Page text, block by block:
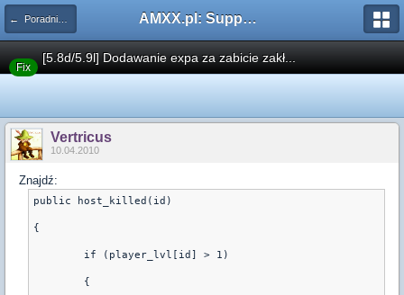
← Poradniki oraz Łatki AMXX.pl: Support AMX Mod X i SourceMod
Fix
[5.8d/5.9l] Dodawanie expa za zabicie zakł...
Vertricus
10.04.2010
Znajdź:
public host_killed(id)
{
	if (player_lvl[id] > 1)
	{